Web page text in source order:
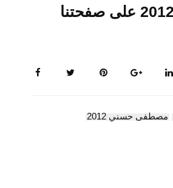
تابعو حلقات متجددة لاخر البرامج الدينية لرمضان 2012 على صفحتنا
مصطفى حسني 2012